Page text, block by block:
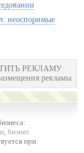
неоспоримые
РЕКЛАМУ
рекламы
,бизнес
при